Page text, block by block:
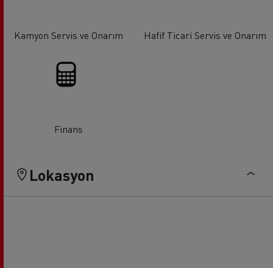
Kamyon Servis ve Onarım Hafif Ticari Servis ve Onarım
Finans
Lokasyon